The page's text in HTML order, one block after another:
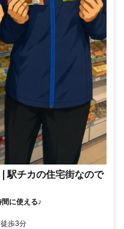
駅チカの住宅街なので
に使える♪
歩3分